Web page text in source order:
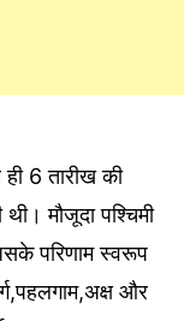
6 तारीख की
थी। मौजूदा पश्चिमी
परिणाम स्वरूप
और